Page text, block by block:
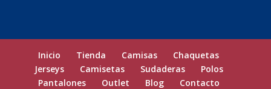
Inicio Tienda Camisas
Chaquetas
Jerseys
Camisetas Sudaderas
Polos
Pantalones
Outlet Blog Contacto